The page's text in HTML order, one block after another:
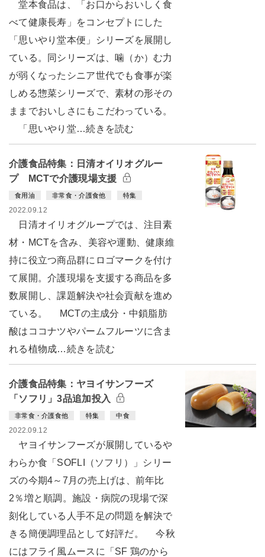
堂本食品は、「お口からおいしく食
べて健康長寿」をコンセプトにした
「思いやり堂本便」シリーズを展開し
ている。同シリーズは、噛（か）む力
が弱くなったシニア世代でも食事が楽
しめる惣菜シリーズで、素材の形その
ままでおいしさにもこだわっている。
「思いやり堂…続きを読む
介護食品特集：日清オイリオグルー
プ MCTで介護現場支援
食用油 非常食・介護食他 特集
2022.09.12
日清オイリオグループでは、注目素
材・MCTを含み、美容や運動、健康維
持に役立つ商品群にロゴマークを付け
て展開。介護現場を支援する商品を多
数展開し、課題解決や社会貢献を進め
ている。 MCTの主成分・中鎖脂肪
酸はココナツやパームフルーツに含ま
れる植物成…続きを読む
介護食品特集：ヤヨイサンフーズ
「ソフリ」3品追加投入
非常食・介護食他 特集 中食
2022.09.12
ヤヨイサンフーズが展開しているや
わらか食「SOFLI（ソフリ）」シリー
ズの今期4～7月の売上げは、前年比
2％増と順調。施設・病院の現場で深
刻化している人手不足の問題を解決で
きる簡便調理品として好評だ。 今秋
にはフライ風ムースに「SF 鶏のから